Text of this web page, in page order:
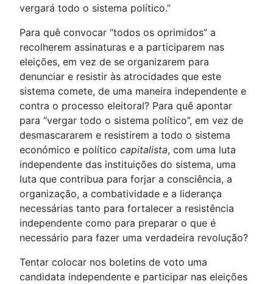
vergará todo o sistema político.”
Para quê convocar “todos os oprimidos” a
recolherem assinaturas e a participarem nas
eleições, em vez de se organizarem para
denunciar e resistir às atrocidades que este
sistema comete, de uma maneira independente e
contra o processo eleitoral? Para quê apontar
para “vergar todo o sistema político”, em vez de
desmascararem e resistirem a todo o sistema
económico e político capitalista, com uma luta
independente das instituições do sistema, uma
luta que contribua para forjar a consciência, a
organização, a combatividade e a liderança
necessárias tanto para fortalecer a resistência
independente como para preparar o que é
necessário para fazer uma verdadeira revolução?
Tentar colocar nos boletins de voto uma
candidata independente e participar nas eleições